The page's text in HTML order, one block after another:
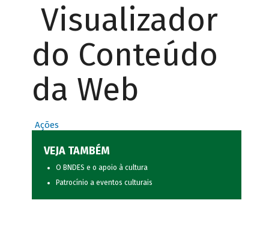
Visualizador
do Conteúdo
da Web
Ações
VEJA TAMBÉM
O BNDES e o apoio à cultura
Patrocínio a eventos culturais